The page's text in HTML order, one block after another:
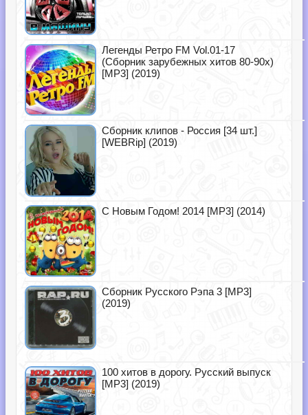
Легенды Ретро FM Vol.01-17
(Сборник зарубежных хитов 80-90х)
[MP3] (2019)
Сборник клипов - Россия [34 шт.]
[WEBRip] (2019)
С Новым Годом! 2014 [MP3] (2014)
Сборник Русского Рэпа 3 [MP3]
(2019)
100 хитов в дорогу. Русский выпуск
[MP3] (2019)